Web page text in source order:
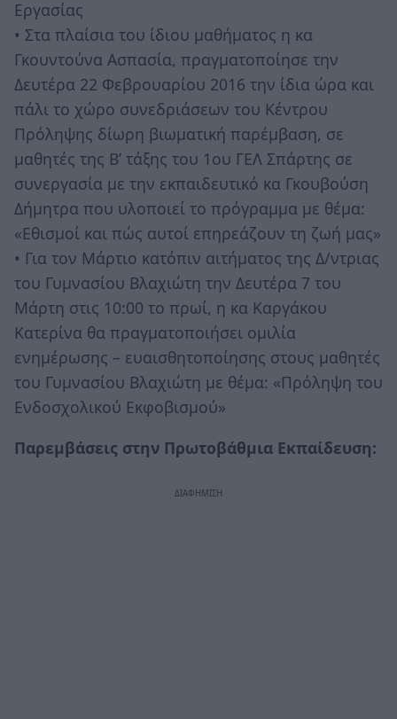
Εργασίας
• Στα πλαίσια του ίδιου μαθήματος η κα
Γκουντούνα Ασπασία, πραγματοποίησε την
Δευτέρα 22 Φεβρουαρίου 2016 την ίδια ώρα και
πάλι το χώρο συνεδριάσεων του Κέντρου
Πρόληψης δίωρη βιωματική παρέμβαση, σε
μαθητές της Β’ τάξης του 1ου ΓΕΛ Σπάρτης σε
συνεργασία με την εκπαιδευτικό κα Γκουβούση
Δήμητρα που υλοποιεί το πρόγραμμα με θέμα:
«Εθισμοί και πώς αυτοί επηρεάζουν τη ζωή μας»
• Για τον Μάρτιο κατόπιν αιτήματος της Δ/ντριας
του Γυμνασίου Βλαχιώτη την Δευτέρα 7 του
Μάρτη στις 10:00 το πρωί, η κα Καργάκου
Κατερίνα θα πραγματοποιήσει ομιλία
ενημέρωσης – ευαισθητοποίησης στους μαθητές
του Γυμνασίου Βλαχιώτη με θέμα: «Πρόληψη του
Ενδοσχολικού Εκφοβισμού»
Παρεμβάσεις στην Πρωτοβάθμια Εκπαίδευση: